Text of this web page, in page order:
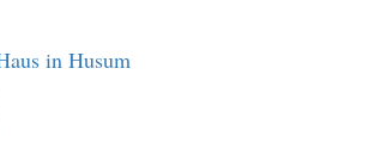
in Husum